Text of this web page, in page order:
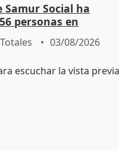
Samur Social ha
personas en
durante Campaña
03/08/2026